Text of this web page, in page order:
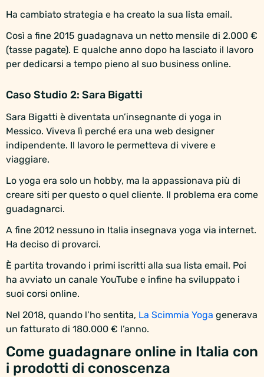
Ha cambiato strategia e ha creato la sua lista email.
Così a fine 2015 guadagnava un netto mensile di 2.000 €
(tasse pagate). E qualche anno dopo ha lasciato il lavoro
per dedicarsi a tempo pieno al suo business online.
Caso Studio 2: Sara Bigatti
Sara Bigatti è diventata un’insegnante di yoga in
Messico. Viveva lì perché era una web designer
indipendente. Il lavoro le permetteva di vivere e
viaggiare.
Lo yoga era solo un hobby, ma la appassionava più di
creare siti per questo o quel cliente. Il problema era come
guadagnarci.
A fine 2012 nessuno in Italia insegnava yoga via internet.
Ha deciso di provarci.
È partita trovando i primi iscritti alla sua lista email. Poi
ha avviato un canale YouTube e infine ha sviluppato i
suoi corsi online.
Nel 2018, quando l’ho sentita, La Scimmia Yoga generava
un fatturato di 180.000 € l’anno.
Come guadagnare online in Italia con
i prodotti di conoscenza